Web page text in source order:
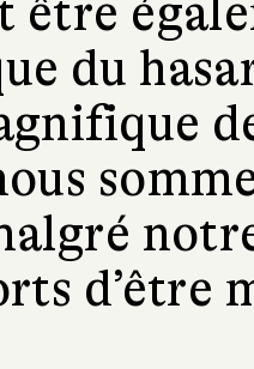
être
du
d’être